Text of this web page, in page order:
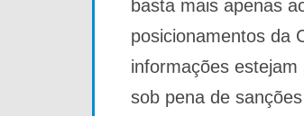
basta mais apenas
posicionamentos da
informações
sob pena de